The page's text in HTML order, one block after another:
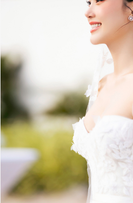
0906 645 777
Liên
0908
Quảng cáo RSS
Tổng biên tập: Nguyễn Ngọc Toàn
Phó tổng biên tập thường trực: Hải
Phó tổng biên tập: Lâm Hiếu Dũng
Phó tổng biên tập: Trần Việt Hưng
Tổng thư ký tòa soạn: Đức Trung
Giấy phép xuất bản số 110/GP -
© 2003-2026 Bản quyền thuộc về Báo
chép dưới mọi hình thức nếu không
bản. Phát triển bởi ePi Technologies,